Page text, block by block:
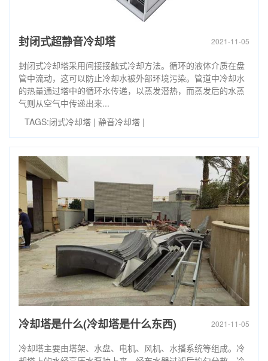
封闭式超静音冷却塔 2021-11-05
封闭式冷却塔采用间接接触式冷却方法。循环的液体介质在盘
管中流动，这可以防止冷却水被外部环境污染。管道中冷却水
的热量通过塔中的循环水传递，以蒸发潜热，而蒸发后的水蒸
气则从空气中传递出来...
TAGS:闭式冷却塔 | 静音冷却塔 |
冷却塔是什么(冷却塔是什么东西) 2021-11-05
冷却塔主要由塔架、水盘、电机、风机、水播系统等组成。冷